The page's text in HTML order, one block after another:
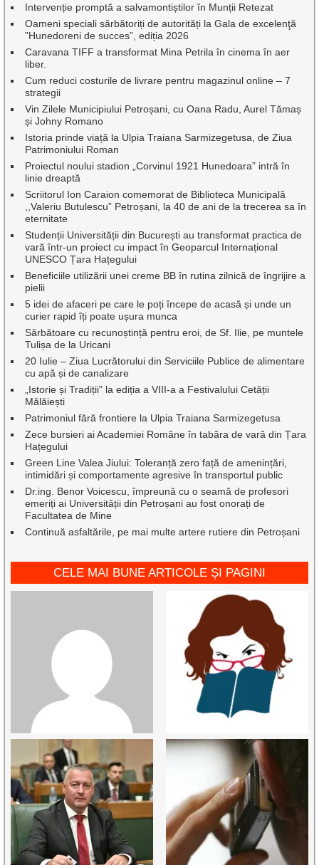
Intervenție promptă a salvamontiștilor în Munții Retezat
Oameni speciali sărbătoriți de autorități la Gala de excelenţă
”Hunedoreni de succes”, ediția 2026
Caravana TIFF a transformat Mina Petrila în cinema în aer
liber.
Cum reduci costurile de livrare pentru magazinul online – 7
strategii
Vin Zilele Municipiului Petroșani, cu Oana Radu, Aurel Tămaș
și Johny Romano
Istoria prinde viață la Ulpia Traiana Sarmizegetusa, de Ziua
Patrimoniului Roman
Proiectul noului stadion „Corvinul 1921 Hunedoara” intră în
linie dreaptă
Scriitorul Ion Caraion comemorat de Biblioteca Municipală
,,Valeriu Butulescu” Petroșani, la 40 de ani de la trecerea sa în
eternitate
Studenții Universității din București au transformat practica de
vară într-un proiect cu impact în Geoparcul Internațional
UNESCO Țara Hațegului
Beneficiile utilizării unei creme BB în rutina zilnică de îngrijire a
pielii
5 idei de afaceri pe care le poți începe de acasă și unde un
curier rapid îți poate ușura munca
Sărbătoare cu recunoștință pentru eroi, de Sf. Ilie, pe muntele
Tulișa de la Uricani
20 Iulie – Ziua Lucrătorului din Serviciile Publice de alimentare
cu apă și de canalizare
„Istorie și Tradiții” la ediția a VIII-a a Festivalului Cetății
Mălăiești
Patrimoniul fără frontiere la Ulpia Traiana Sarmizegetusa
Zece bursieri ai Academiei Române în tabăra de vară din Țara
Hațegului
Green Line Valea Jiului: Toleranță zero față de amenințări,
intimidări și comportamente agresive în transportul public
Dr.ing. Benor Voicescu, împreună cu o seamă de profesori
emeriți ai Universității din Petroșani au fost onorați de
Facultatea de Mine
Continuă asfaltările, pe mai multe artere rutiere din Petroșani
CELE MAI BUNE ARTICOLE ȘI PAGINI